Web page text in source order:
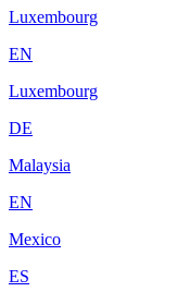
Luxembourg
EN
Luxembourg
DE
Malaysia
EN
Mexico
ES